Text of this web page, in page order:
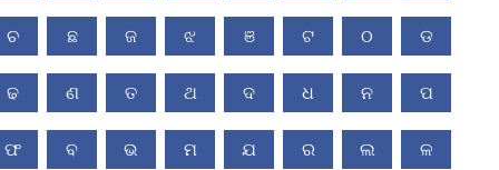
ଚ ଛ ଜ ଝ ଞ ଟ ଠ ଡ
ଢ ଣ ତ ଥ ଦ ଧ ନ ପ
ଫ ବ ଭ ମ ଯ ର ଲ ଳ